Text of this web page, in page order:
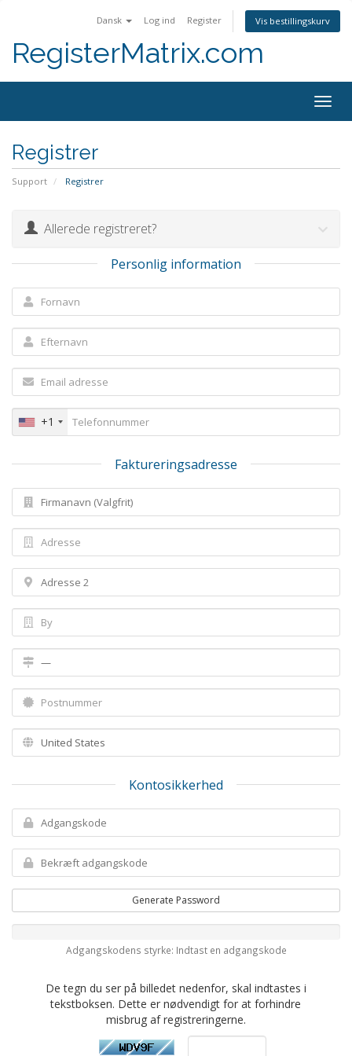
Dansk Log ind Register Vis bestillingskurv
RegisterMatrix.com
Registrer
Support Registrer
Allerede registreret?
Personlig information
+1
Faktureringsadresse
Kontosikkerhed
Generate Password
Adgangskodens styrke: Indtast en adgangskode
De tegn du ser på billedet nedenfor, skal indtastes i
tekstboksen. Dette er nødvendigt for at forhindre
misbrug af registreringerne.